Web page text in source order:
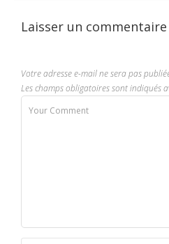
Laisser un commentaire
Votre adresse e-mail ne sera pas
Les champs obligatoires sont indiqués